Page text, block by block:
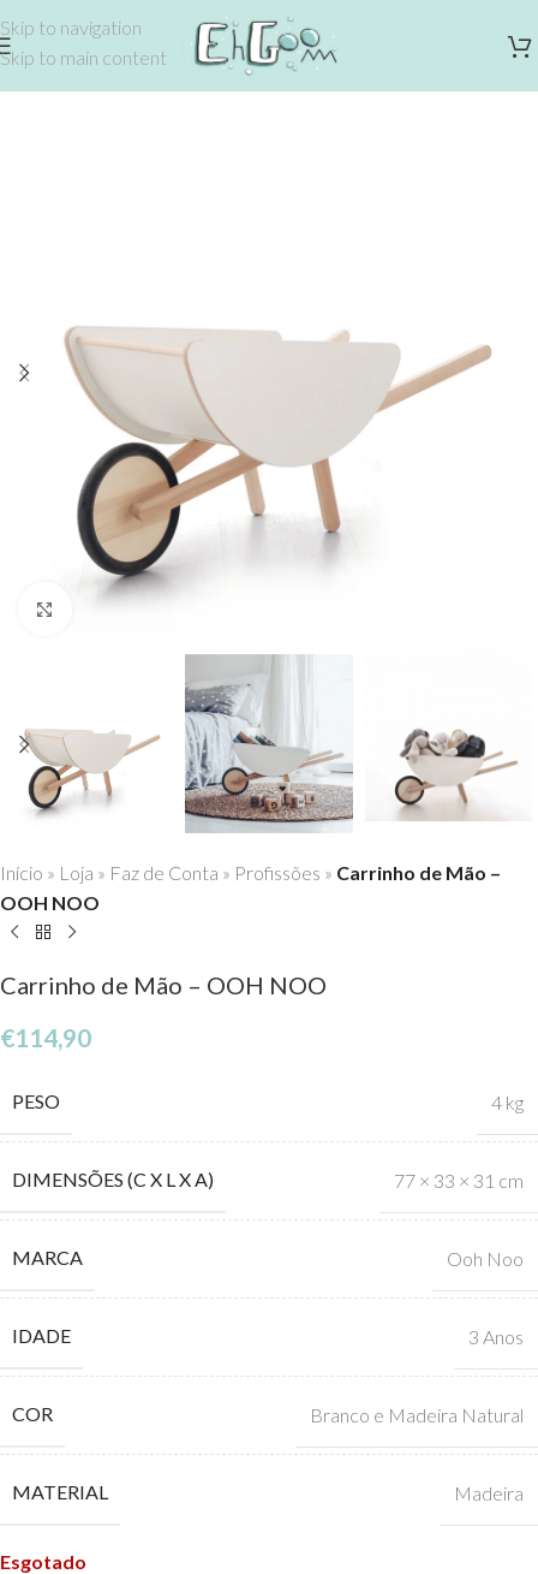
Skip to navigation
Skip to main content
Início » Loja » Faz de Conta » Profissões » Carrinho de Mão –
OOH NOO
Carrinho de Mão – OOH NOO
€114,90
PESO 4 kg
DIMENSÕES (C X L X A) 77 × 33 × 31 cm
MARCA Ooh Noo
IDADE 3 Anos
COR Branco e Madeira Natural
MATERIAL Madeira
Esgotado